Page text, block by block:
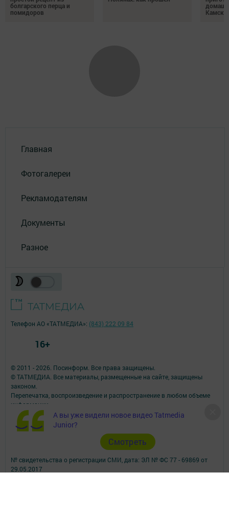
болгарского перца и
помидоров
Главная
Фотогалереи
Рекламодателям
Документы
Разное
А вы уже видели новое видео Tatmedia
Junior?
Cмотреть
© 2011 - 2026. Посинформ. Все права защищены.
© ТАТМЕДИА. Все материалы, размещенные на сайте, защищены
законом.
Перепечатка, воспроизведение и распространение в любом объеме
информации,
размещенной на сайте, возможна только с письменного согласия
редакций СМИ.
При поддержке Республиканского агентства по печати и массовым
Наименование СМИ: Посинформ
№ свидетельства о регистрации СМИ, дата: ЭЛ № ФС 77 - 69869 от
29.05.2017
Телефон АО «ТАТМЕДИА»: (843) 222 09 84
16+